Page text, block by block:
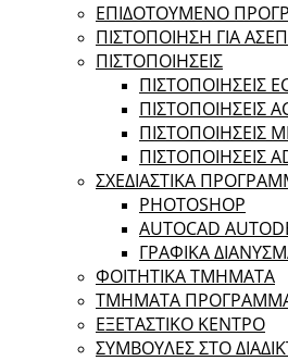
ΕΠΙΔΟΤΟΥΜΕΝΟ
ΠIΣΤΟΠΟΙΗΣΗ ΓΙΑ ΑΣΕΠ
ΠΙΣΤΟΠΟΙΗΣΕΙΣ
ΠΙΣΤΟΠΟΙΗΣΕΙΣ
ΠΙΣΤΟΠΟΙΗΣΕΙΣ
ΠΙΣΤΟΠΟΙΗΣΕΙΣ
ΠΙΣΤΟΠΟΙΗΣΕΙΣ
ΣΧΕΔΙΑΣΤΙΚΑ
PHOTOSHOP
AUTOCAD
ΓΡΑΦΙΚΑ
ΦΟΙΤΗΤΙΚΑ ΤΜΗΜΑΤΑ
ΤΜΗΜΑΤΑ
ΕΞΕΤΑΣΤΙΚΟ ΚΕΝΤΡΟ
ΣΥΜΒΟΥΛΕΣ ΣΤΟ